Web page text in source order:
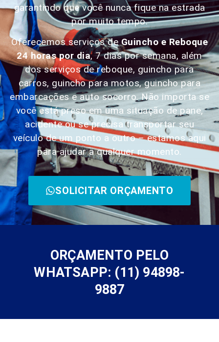
garantindo que você nunca fique na estrada
por muito tempo.
Oferecemos serviços deGuincho e Reboque
24 horas por dia, 7 dias por semana, além
dos serviços de reboque, guincho para
carros, guincho para motos, guincho para
embarcações e auto socorro. Não importa se
você está preso em uma situação de pane,
acidente ou se precisa transportar seu
veículo de um ponto a outro – estamos aqui
para ajudar a qualquer momento.
SOLICITAR ORÇAMENTO
ORÇAMENTO PELO
WHATSAPP: (11) 94898-
9887